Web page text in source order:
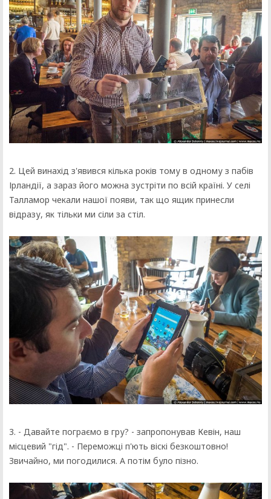
2. Цей винахід з'явився кілька років тому в одному з пабів
Ірландії, а зараз його можна зустріти по всій країні. У селі
Талламор чекали нашої появи, так що ящик принесли
відразу, як тільки ми сіли за стіл.
3. - Давайте пограємо в гру? - запропонував Кевін, наш
місцевий "гід". - Переможці п'ють віскі безкоштовно!
Звичайно, ми погодилися. А потім було пізно.